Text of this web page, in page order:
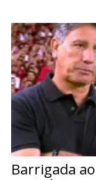
Barrigada ao